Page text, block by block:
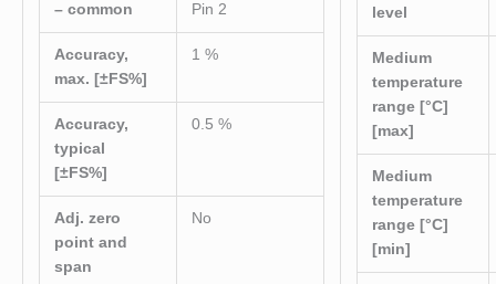
– common Pin 2
Accuracy,
max. [±FS%]
1 %
Accuracy,
typical
[±FS%]
0.5 %
Adj. zero
point and
span
No
level
Medium
temperature
range [°C]
[max]
Medium
temperature
range [°C]
[min]